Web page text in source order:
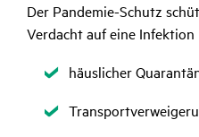
Der Pandemie-Schutz
Verdacht auf eine Infektion
Zutreffend
häuslicher
Zutreffend